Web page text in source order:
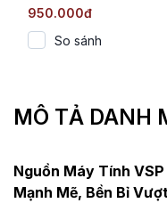
(750W / Cybenetics
Silver / Active PFC / DC
to DC)
950.000đ
So sánh
MÔ TẢ DANH
Nguồn Máy Tính
Mạnh Mẽ, Bền Bỉ